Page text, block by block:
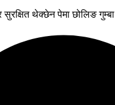
थेक्छेन पेमा छोलिङ गुम्बा